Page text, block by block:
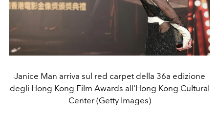
Janice Man arriva sul red carpet della 36a edizione
degli Hong Kong Film Awards all'Hong Kong Cultural
Center (Getty Images)